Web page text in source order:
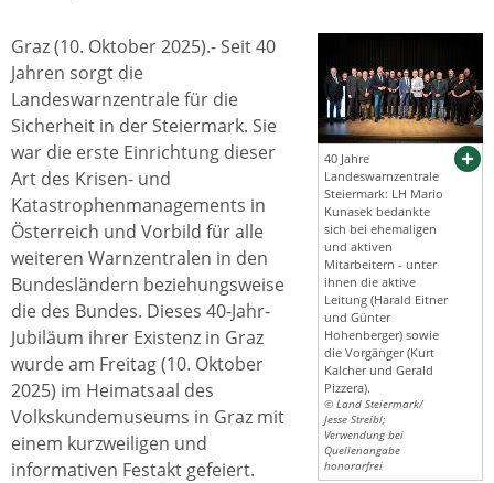
40 Jahre
Landeswarnzentrale
Steiermark: LH Mario
Kunasek bedankte
sich bei ehemaligen
und aktiven
Mitarbeitern - unter
ihnen die aktive
Leitung (Harald Eitner
und Günter
Hohenberger) sowie
die Vorgänger (Kurt
Kalcher und Gerald
Pizzera).
© Land Steiermark/
Jesse Streibl;
Verwendung bei
Quellenangabe
honorarfrei
Graz (10. Oktober 2025).- Seit 40
Jahren sorgt die
Landeswarnzentrale für die
Sicherheit in der Steiermark. Sie
war die erste Einrichtung dieser
Art des Krisen- und
Katastrophenmanagements in
Österreich und Vorbild für alle
weiteren Warnzentralen in den
Bundesländern beziehungsweise
die des Bundes. Dieses 40-Jahr-
Jubiläum ihrer Existenz in Graz
wurde am Freitag (10. Oktober
2025) im Heimatsaal des
Volkskundemuseums in Graz mit
einem kurzweiligen und
informativen Festakt gefeiert.